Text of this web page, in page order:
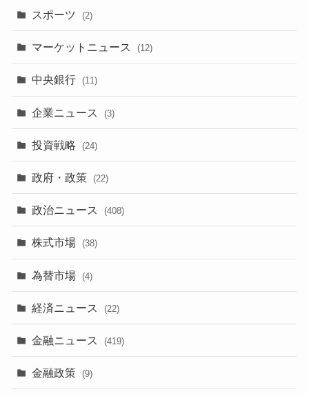
スポーツ (2)
マーケットニュース (12)
中央銀行 (11)
企業ニュース (3)
投資戦略 (24)
政府・政策 (22)
政治ニュース (408)
株式市場 (38)
為替市場 (4)
経済ニュース (22)
金融ニュース (419)
金融政策 (9)